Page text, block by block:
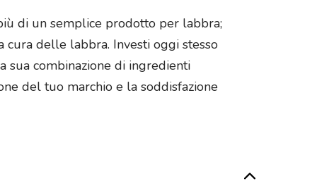
di un semplice prodotto per labbra;
cura delle labbra. Investi oggi stesso
sua combinazione di ingredienti
del tuo marchio e la soddisfazione